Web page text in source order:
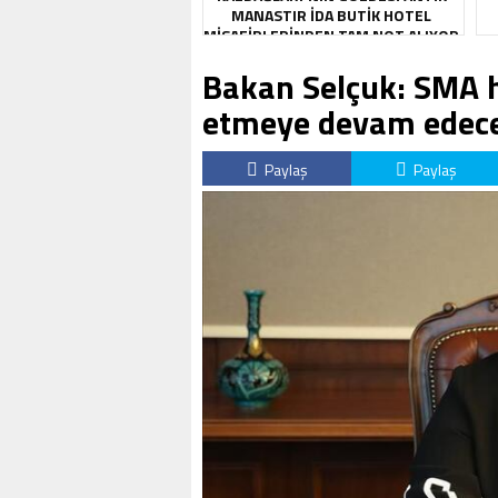
MANASTIR İDA BUTIK HOTEL
MISAFIRLERINDEN TAM NOT ALIYOR
Bakan Selçuk: SMA
etmeye devam
Paylaş Paylaş